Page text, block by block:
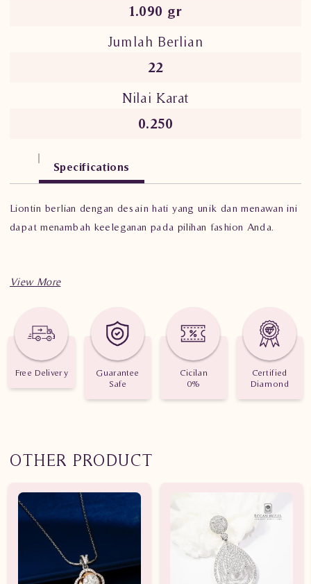
1.090 gr
Jumlah Berlian
22
Nilai Karat
0.250
Specifications
Liontin berlian dengan desain hati yang unik dan menawan ini
dapat menambah keeleganan pada pilihan fashion Anda.
Berat: 1.090 gram
Free Delivery
Guarantee
Safe
Cicilan
0%
Certified
Diamond
OTHER PRODUCT